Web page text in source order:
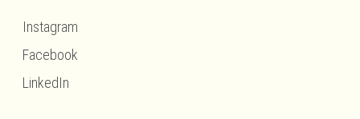
Instagram
Facebook
LinkedIn